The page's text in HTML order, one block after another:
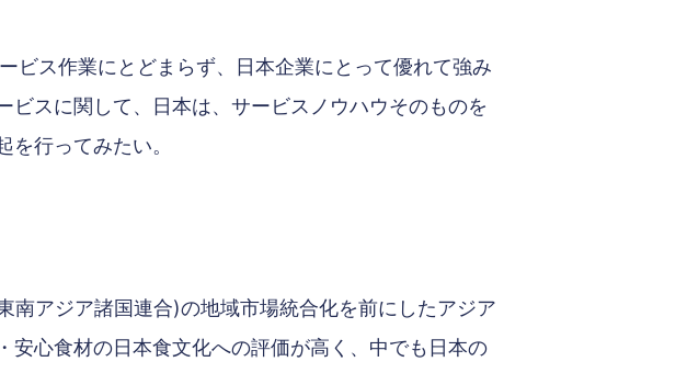
ビス作業にとどまらず、日本企業にとって優れて強み
スに関して、日本は、サービスノウハウそのものを
行ってみたい。
南アジア諸国連合)の地域市場統合化を前にしたアジア
心食材の日本食文化への評価が高く、中でも日本の